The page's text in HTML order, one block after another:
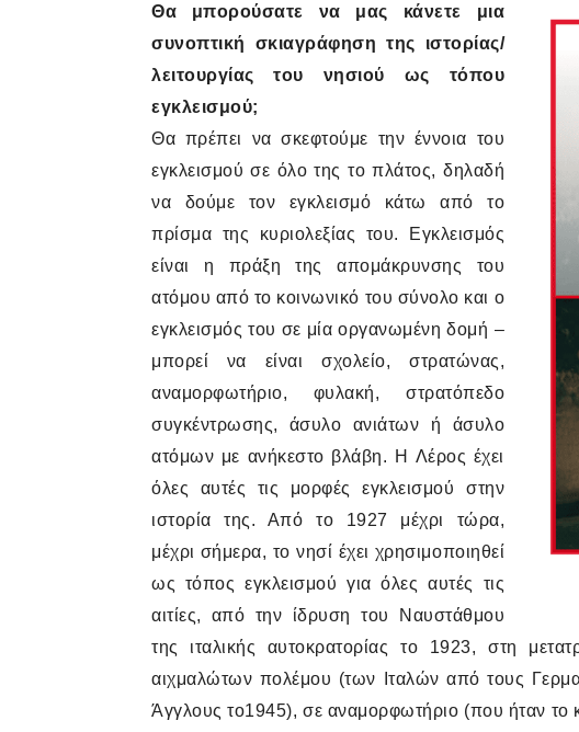
Θα μπορούσατε να μας κάνετε μια
συνοπτική σκιαγράφηση της ιστορίας/
λειτουργίας του νησιού ως τόπου
εγκλεισμού;
Θα πρέπει να σκεφτούμε την έννοια του
εγκλεισμού σε όλο της το πλάτος, δηλαδή
να δούμε τον εγκλεισμό κάτω από το
πρίσμα της κυριολεξίας του. Εγκλεισμός
είναι η πράξη της απομάκρυνσης του
ατόμου από το κοινωνικό του σύνολο και ο
εγκλεισμός του σε μία οργανωμένη δομή –
μπορεί να είναι σχολείο, στρατώνας,
αναμορφωτήριο, φυλακή, στρατόπεδο
συγκέντρωσης, άσυλο ανιάτων ή άσυλο
ατόμων με ανήκεστο βλάβη. Η Λέρος έχει
όλες αυτές τις μορφές εγκλεισμού στην
ιστορία της. Από το 1927 μέχρι τώρα,
μέχρι σήμερα, το νησί έχει χρησιμοποιηθεί
ως τόπος εγκλεισμού για όλες αυτές τις
αιτίες, από την ίδρυση του Ναυστάθμου
της ιταλικής αυτοκρατορίας το 1923, στη
αιχμαλώτων πολέμου (των Ιταλών από τους
Άγγλους το1945), σε αναμορφωτήριο (που ήταν το